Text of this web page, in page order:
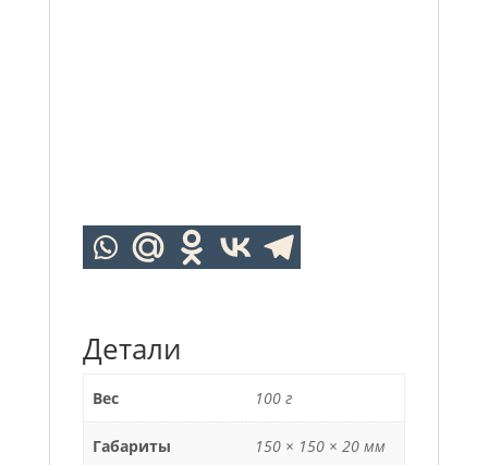
Детали
Вес 100 г
Габариты 150 × 150 × 20 мм